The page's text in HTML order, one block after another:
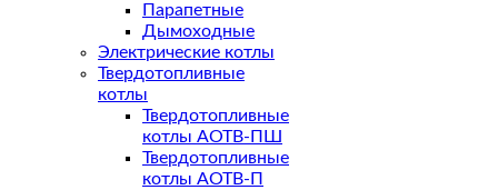
Парапетные
Дымоходные
Электрические котлы
Твердотопливные
котлы
Твердотопливные
котлы АОТВ-ПШ
Твердотопливные
котлы АОТВ-П